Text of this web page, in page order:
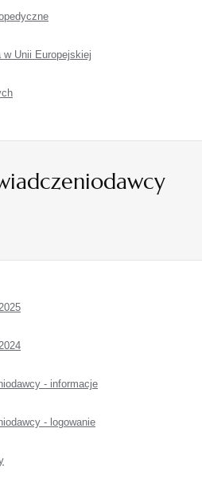
w Unii Europejskiej
- informacje
- logowanie